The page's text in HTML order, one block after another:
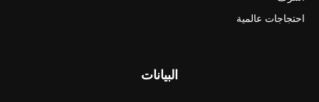
احتجاجات عالمية
البيانات